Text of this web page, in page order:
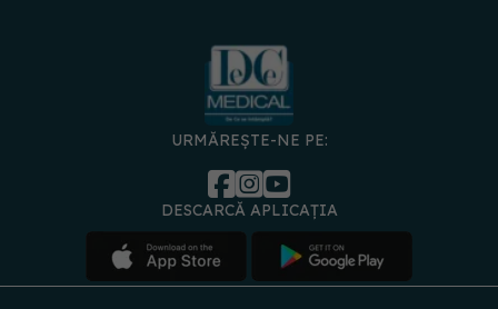
URMĂREȘTE-NE PE:
DESCARCĂ APLICAȚIA